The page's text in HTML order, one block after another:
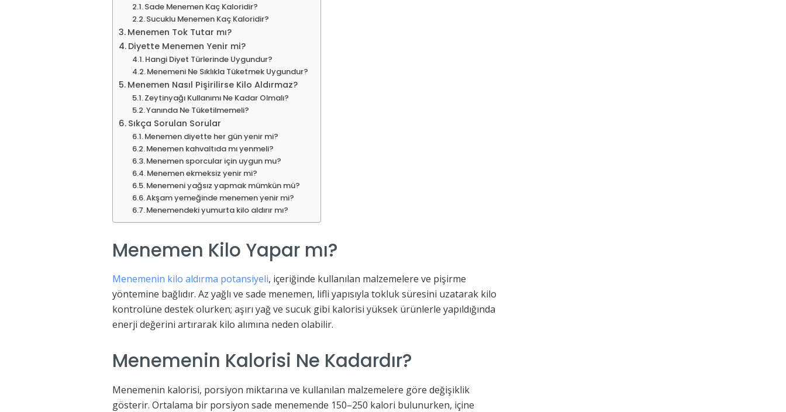
Sade Menemen Kaç Kaloridir?
Sucuklu Menemen Kaç Kaloridir?
Menemen Tok Tutar mı?
Diyette Menemen Yenir mi?
Hangi Diyet Türlerinde Uygundur?
Menemeni Ne Sıklıkla Tüketmek Uygundur?
Menemen Nasıl Pişirilirse Kilo Aldırmaz?
Zeytinyağı Kullanımı Ne Kadar Olmalı?
Yanında Ne Tüketilmemeli?
Sıkça Sorulan Sorular
Menemen diyette her gün yenir mi?
Menemen kahvaltıda mı yenmeli?
Menemen sporcular için uygun mu?
Menemen ekmeksiz yenir mi?
Menemeni yağsız yapmak mümkün mü?
Akşam yemeğinde menemen yenir mi?
Menemendeki yumurta kilo aldırır mı?
Menemen Kilo Yapar mı?
Menemenin kilo aldırma potansiyeli, içeriğinde kullanılan malzemelere ve pişirme
yöntemine bağlıdır. Az yağlı ve sade menemen, lifli yapısıyla tokluk süresini uzatarak kilo
kontrolüne destek olurken; aşırı yağ ve sucuk gibi kalorisi yüksek ürünlerle yapıldığında
enerji değerini artırarak kilo alımına neden olabilir.
Menemenin Kalorisi Ne Kadardır?
Menemenin kalorisi, porsiyon miktarına ve kullanılan malzemelere göre değişiklik
gösterir. Ortalama bir porsiyon sade menemende 150–250 kalori bulunurken, içine